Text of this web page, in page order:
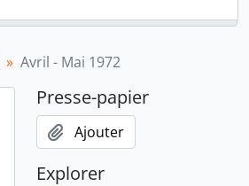
Avril - Mai 1972
Presse-papier
Ajouter
Explorer